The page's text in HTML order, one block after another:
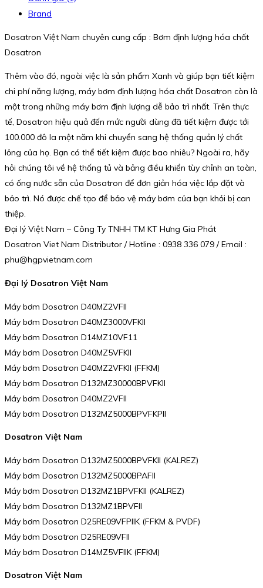
Brand
Dosatron Việt Nam chuyên cung cấp : Bơm định lượng hóa chất
Dosatron
Thêm vào đó, ngoài việc là sản phẩm Xanh và giúp bạn tiết kiệm
chi phí năng lượng, máy bơm định lượng hóa chất Dosatron còn là
một trong những máy bơm định lượng dễ bảo trì nhất. Trên thực
tế, Dosatron hiệu quả đến mức người dùng đã tiết kiệm được tới
100.000 đô la một năm khi chuyển sang hệ thống quản lý chất
lỏng của họ. Bạn có thể tiết kiệm được bao nhiêu? Ngoài ra, hãy
hỏi chúng tôi về hệ thống tủ và bảng điều khiển tùy chỉnh an toàn,
có ống nước sẵn của Dosatron để đơn giản hóa việc lắp đặt và
bảo trì. Nó được chế tạo để bảo vệ máy bơm của bạn khỏi bị can
thiệp.
Đại lý Việt Nam – Công Ty TNHH TM KT Hưng Gia Phát
Dosatron Viet Nam Distributor / Hotline : 0938 336 079 / Email :
phu@hgpvietnam.com
Đại lý Dosatron Việt Nam
Máy bơm Dosatron D40MZ2VFII
Máy bơm Dosatron D40MZ3000VFKII
Máy bơm Dosatron D14MZ10VF11
Máy bơm Dosatron D40MZ5VFKII
Máy bơm Dosatron D40MZ2VFKII (FFKM)
Máy bơm Dosatron D132MZ30000BPVFKII
Máy bơm Dosatron D40MZ2VFII
Máy bơm Dosatron D132MZ5000BPVFKPII
Dosatron Việt Nam
Máy bơm Dosatron D132MZ5000BPVFKII (KALREZ)
Máy bơm Dosatron D132MZ5000BPAFII
Máy bơm Dosatron D132MZ1BPVFKII (KALREZ)
Máy bơm Dosatron D132MZ1BPVFII
Máy bơm Dosatron D25RE09VFPIIK (FFKM & PVDF)
Máy bơm Dosatron D25RE09VFII
Máy bơm Dosatron D14MZ5VFIIK (FFKM)
Dosatron Việt Nam